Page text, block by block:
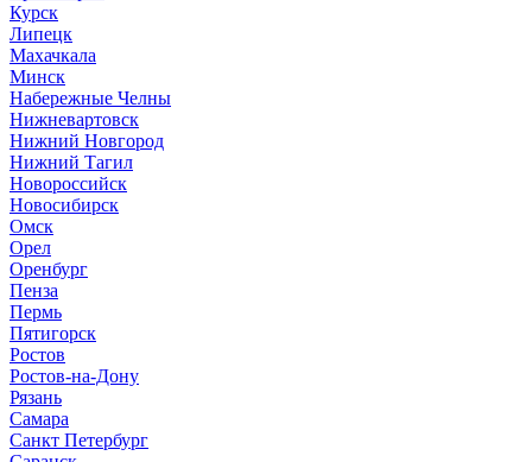
Курск
Липецк
Махачкала
Минск
Набережные Челны
Нижневартовск
Нижний Новгород
Нижний Тагил
Новороссийск
Новосибирск
Омск
Орел
Оренбург
Пенза
Пермь
Пятигорск
Ростов
Ростов-на-Дону
Рязань
Самара
Санкт Петербург